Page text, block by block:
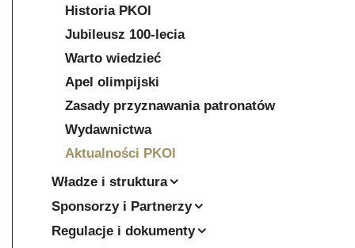
Historia PKOl
Jubileusz 100-lecia
Warto wiedzieć
Apel olimpijski
Zasady przyznawania patronatów
Wydawnictwa
Aktualności PKOl
Władze i struktura
Sponsorzy i Partnerzy
Regulacje i dokumenty